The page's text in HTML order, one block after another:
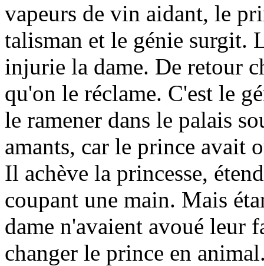
vapeurs de vin aidant, le
talisman et le génie surgit.
injurie la dame. De retour
qu'on le réclame. C'est le
le ramener dans le palais
amants, car le prince avait
Il achève la princesse,
coupant une main. Mais
dame n'avaient avoué leur
changer le prince en